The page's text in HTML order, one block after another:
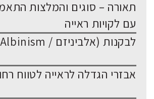
תאורה – סוגים והמלצות
עם לקויות ראייה
לבקנות (אלביניזם / Albinism)
אבזרי הגדלה לראייה לטווח